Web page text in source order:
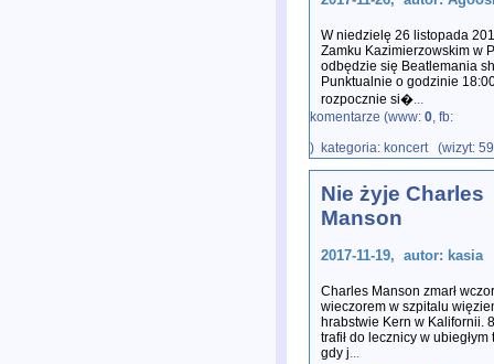
W niedzielę 26 listopada
Zamku Kazimierzowskim w
odbędzie się Beatlemania
Punktualnie o godzinie
rozpocznie si�...
komentarze (www: 0, fb:
) kategoria: koncert (wizyt:
Nie żyje Charles
Manson
2017-11-19, autor: kasia
Charles Manson zmarł
wieczorem w szpitalu
hrabstwie Kern w Kalifornii.
trafił do lecznicy w ubiegłym
gdy j...